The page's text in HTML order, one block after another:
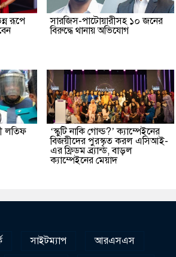
রূপে
সারজিস-পাটোয়ারীসহ ১০ জনের
বিরুদ্ধে থানায় অভিযোগ
লতিফ
‘স্কুটি নাকি গোল্ড?’ ক্যাম্পেইনের
বিজয়ীদের পুরস্কৃত করল এসিআই-
এর ফ্রিডম ব্র্যান্ড, বাড়ল
ক্যাম্পেইনের মেয়াদ
সাইটম্যাপ
আরএসএস